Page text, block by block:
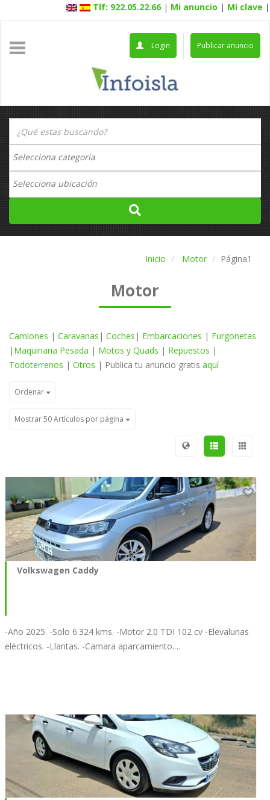
Tlf: 922.05.22.66 | Mi anuncio | Mi clave |
Publicar anuncio
Login
Inicio Motor Página1
Motor
Camiones | Caravanas | Coches | Embarcaciones | Furgonetas
| Maquinaria Pesada | Motos y Quads | Repuestos |
Todoterrenos | Otros | Publica tu anuncio gratis aquí
Ordenar
Mostrar 50 Artículos por página
Volkswagen Caddy
-Año 2025. -Solo 6.324 kms. -Motor 2.0 TDI 102 cv -Elevalunas
eléctricos. -Llantas. -Camara aparcamiento.…